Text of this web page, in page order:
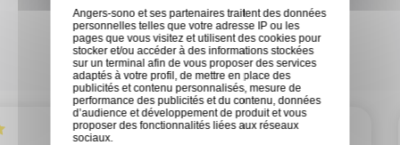
Des conseils personnalisés en
fonction de vos besoins
Angers-sono et ses partenaires traitent des données
personnelles telles que votre adresse IP ou les
pages que vous visitez et utilisent des cookies pour
stocker et/ou accéder à des informations stockées
sur un terminal afin de vous proposer des services
adaptés à votre profil, de mettre en place des
publicités et contenu personnalisés, mesure de
performance des publicités et du contenu, données
d’audience et développement de produit et vous
proposer des fonctionnalités liées aux réseaux
sociaux.